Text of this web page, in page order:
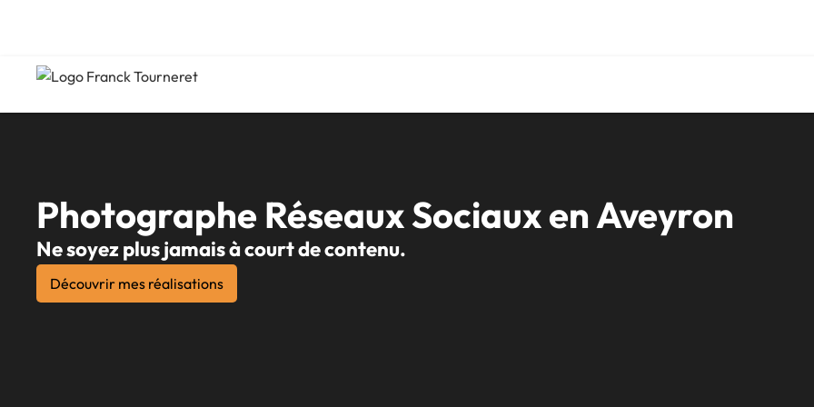
Accueil >Prestations Pour les professionnels
Photographe Réseaux Sociaux en Aveyron
Ne soyez plus jamais à court de contenu.
Découvrir mes réalisations